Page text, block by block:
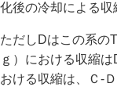
化後の冷却による収
ただしDはこの系の
ｇ）における収縮
おける収縮は、Ｃ-